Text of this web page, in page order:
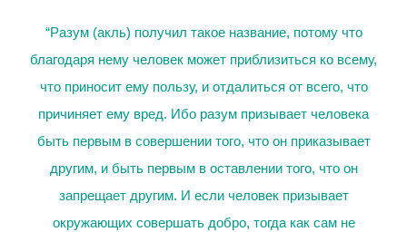
“Разум (акль) получил такое название, потому что
благодаря нему человек может приблизиться ко всему,
что приносит ему пользу, и отдалиться от всего, что
причиняет ему вред. Ибо разум призывает человека
быть первым в совершении того, что он приказывает
другим, и быть первым в оставлении того, что он
запрещает другим. И если человек призывает
окружающих совершать добро, тогда как сам не